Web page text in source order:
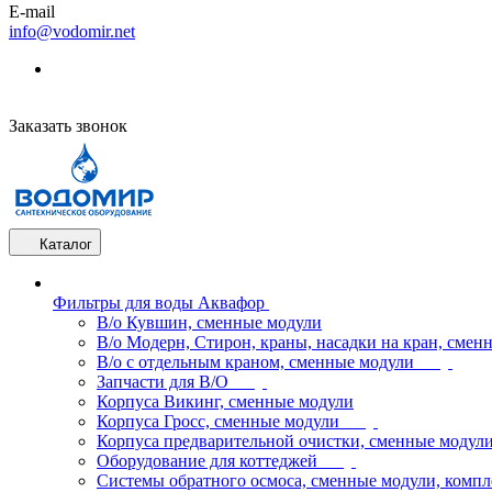
E-mail
info@vodomir.net
Заказать звонок
Каталог
Фильтры для воды Аквафор
В/о Кувшин, сменные модули
В/о Модерн, Стирон, краны, насадки на кран,
В/о с отдельным краном, сменные модули
Запчасти для В/О
Корпуса Викинг, сменные модули
Корпуса Гросс, сменные модули
Корпуса предварительной очистки, сменные модули
Оборудование для коттеджей
Системы обратного осмоса, сменные модули,